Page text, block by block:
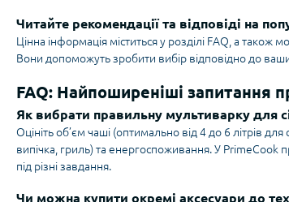
Читайте рекомендації та відповіді на
Цінна інформація міститься у розділі FAQ, а
Вони допоможуть зробити вибір відповідно до
FAQ: Найпоширеніші запитання
Як вибрати правильну мультиварку для
Оцініть об’єм чаші (оптимально від 4 до 6 літрів
випічка, гриль) та енергоспоживання. У PrimeCook
під різні завдання.
Чи можна купити окремі аксесуари до